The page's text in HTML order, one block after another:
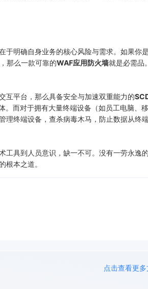
明确自身业务的核心风险与需求。如果你
那么一款可靠的WAF应用防火墙就是必需品
平台，那么具备安全与加速双重能力的
。而对于拥有大量终端设备（如员工电脑、
理终端设备，查杀病毒木马，防止数据从终
具到人员意识，缺一不可。没有一劳永逸
根本之道。
点击查看更多